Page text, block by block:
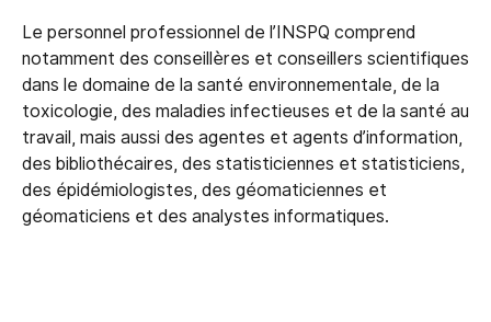
Le personnel professionnel de l’INSPQ comprend
notamment des conseillères et conseillers scientifiques
dans le domaine de la santé environnementale, de la
toxicologie, des maladies infectieuses et de la santé au
travail, mais aussi des agentes et agents d’information,
des bibliothécaires, des statisticiennes et statisticiens,
des épidémiologistes, des géomaticiennes et
géomaticiens et des analystes informatiques.